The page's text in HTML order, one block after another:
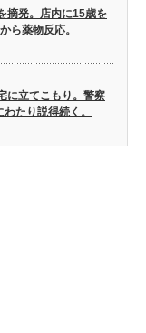
摘発。店内に15歳を
ら薬物反応。
に立てこもり。警察
たり説得続く。